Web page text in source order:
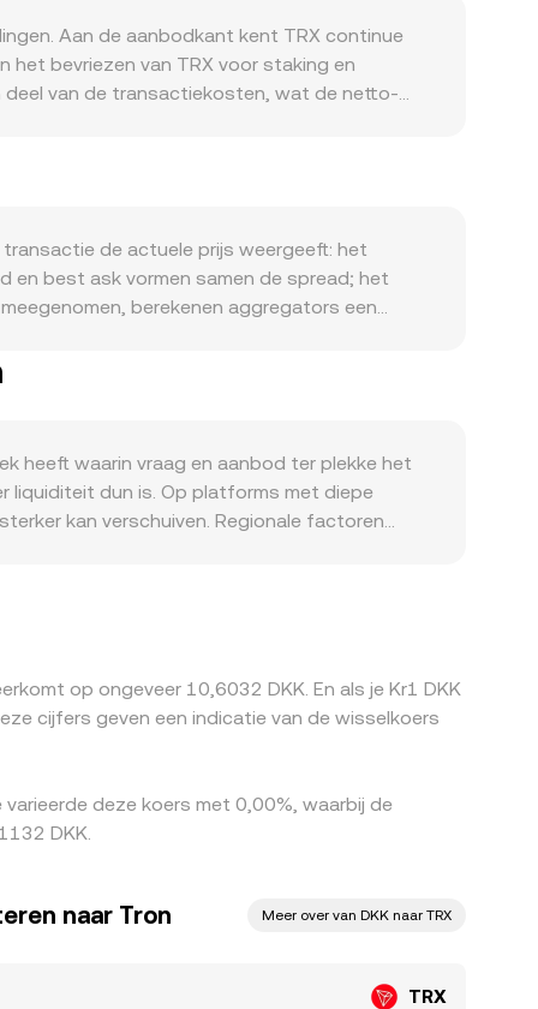
Aan de aanbodkant kent TRX continue
het bevriezen van TRX voor staking en
deel van de transactiekosten, wat de netto-
in de TRX/DKK conversion rate doorwerken.
en dus indirect voor DKK-markten), en
technische marktdynamieken extra ruis
reserves, grootschalige on-chain
de actuele prijs weergeeft: het
en best ask vormen samen de spread; het
berekenen aggregators een
rate. Naast orderboeken draagt ook DEX-
heeft waarin vraag en aanbod ter plekke het
liquiditeit dun is. Op platforms met diepe
kan verschuiven. Regionale factoren
op ongeveer 10,6032 DKK. En als je Kr1 DKK
cijfers geven een indicatie van de wisselkoers
deze koers met 0,00%, waarbij de
DKK.
naar Tron Meer over van DKK naar TRX
TRX